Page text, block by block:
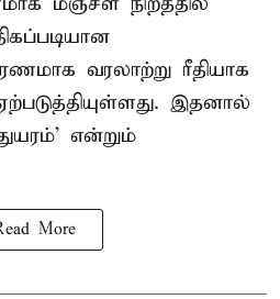
வரலாற்று ரீதியாக
இதனால்
என்றும்
More